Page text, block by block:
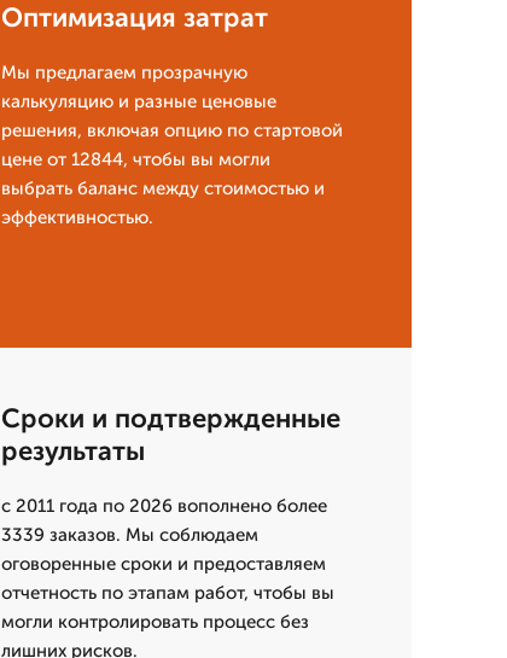
Оптимизация затрат
Мы предлагаем прозрачную
калькуляцию и разные ценовые
решения, включая опцию по стартовой
цене от 12844, чтобы вы могли
выбрать баланс между стоимостью и
эффективностью.
Сроки и подтвержденные
результаты
с 2011 года по 2026 вополнено более
3339 заказов. Мы соблюдаем
оговоренные сроки и предоставляем
отчетность по этапам работ, чтобы вы
могли контролировать процесс без
лишних рисков.